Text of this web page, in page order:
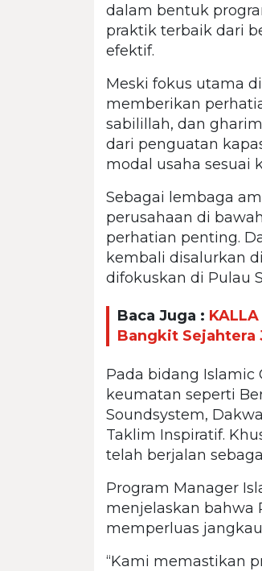
dalam bentuk
praktik terbaik dari
efektif.
Meski fokus utama
memberikan
sabilillah, dan
dari penguatan
modal usaha sesuai
Sebagai lembaga
perusahaan di
perhatian penting.
kembali disalurkan
difokuskan di Pulau
Baca Juga :
Bangkit Sejahtera
Pada bidang Islamic
keumatan seperti
Soundsystem,
Taklim Inspiratif.
telah berjalan
Program Manager
menjelaskan bahwa
memperluas
“Kami memastikan